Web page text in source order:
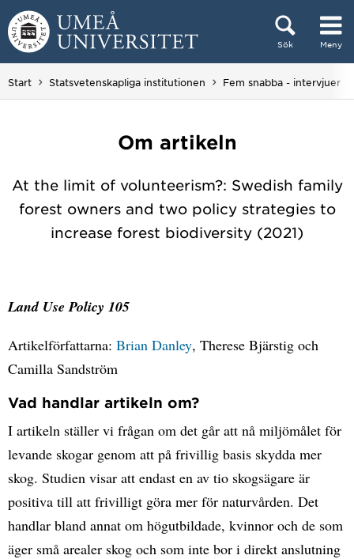
Hoppa direkt till innehållet
Sök Meny
Huvudmenyn dold.
Start Statsvetenskapliga institutionen Fem snabba - intervjuer
Om artikeln
At the limit of volunteerism?: Swedish family
forest owners and two policy strategies to
increase forest biodiversity (2021)
Land Use Policy 105
Artikelförfattarna: Brian Danley, Therese Bjärstig och
Camilla Sandström
Vad handlar artikeln om?
I artikeln ställer vi frågan om det går att nå miljömålet för
levande skogar genom att på frivillig basis skydda mer
skog. Studien visar att endast en av tio skogsägare är
positiva till att frivilligt göra mer för naturvården. Det
handlar bland annat om högutbildade, kvinnor och de som
äger små arealer skog och som inte bor i direkt anslutning